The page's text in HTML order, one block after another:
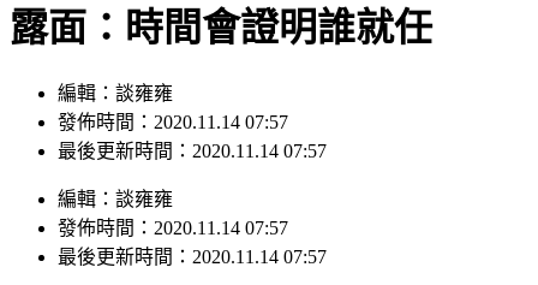
露面：時間會證明誰就任
編輯：談雍雍
發佈時間：2020.11.14 07:57
最後更新時間：2020.11.14 07:57
編輯 ： 談雍雍
發佈時間： 2020.11.14 07:57
最後更新時間： 2020.11.14 07:57